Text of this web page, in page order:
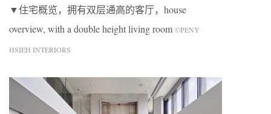
▼住宅概览，拥有双层通高的客厅，house
overview, with a double height living room ©PENY
HSIEH INTERIORS